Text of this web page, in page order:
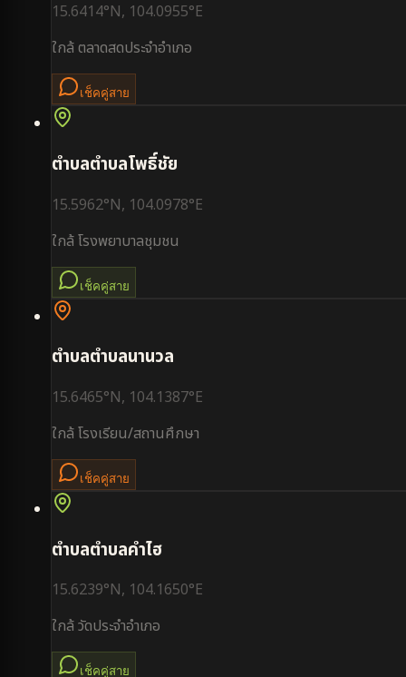
15.6414°N, 104.0955°E
ใกล้ตลาดสดประจำอำเภอ
เช็คคู่สาย
ตำบลตำบลโพธิ์ชัย
15.5962°N, 104.0978°E
ใกล้โรงพยาบาลชุมชน
เช็คคู่สาย
ตำบลตำบลนานวล
15.6465°N, 104.1387°E
ใกล้โรงเรียน/สถานศึกษา
เช็คคู่สาย
ตำบลตำบลคำไฮ
15.6239°N, 104.1650°E
ใกล้วัดประจำอำเภอ
เช็คคู่สาย